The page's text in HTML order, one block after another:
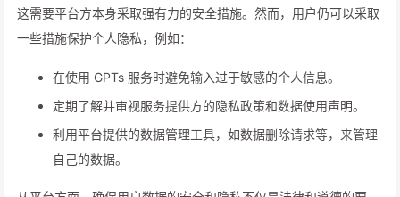
这需要平台方本身采取强有力的安全措施。然而，用户仍可以采取
一些措施保护个人隐私，例如：
在使用 GPTs 服务时避免输入过于敏感的个人信息。
定期了解并审视服务提供方的隐私政策和数据使用声明。
利用平台提供的数据管理工具，如数据删除请求等，来管理
自己的数据。